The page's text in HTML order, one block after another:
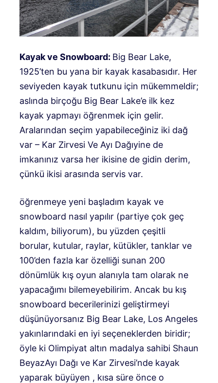
Kayak ve Snowboard: Big Bear Lake,
1925’ten bu yana bir kayak kasabasıdır. Her
seviyeden kayak tutkunu için mükemmeldir;
aslında birçoğu Big Bear Lake’e ilk kez
kayak yapmayı öğrenmek için gelir.
Aralarından seçim yapabileceğiniz iki dağ
var – Kar Zirvesi Ve Ayı Dağıyine de
imkanınız varsa her ikisine de gidin derim,
çünkü ikisi arasında servis var.
öğrenmeye yeni başladım kayak ve
snowboard nasıl yapılır (partiye çok geç
kaldım, biliyorum), bu yüzden çeşitli
borular, kutular, raylar, kütükler, tanklar ve
100’den fazla kar özelliği sunan 200
dönümlük kış oyun alanıyla tam olarak ne
yapacağımı bilemeyebilirim. Ancak bu kış
snowboard becerilerinizi geliştirmeyi
düşünüyorsanız Big Bear Lake, Los Angeles
yakınlarındaki en iyi seçeneklerden biridir;
öyle ki Olimpiyat altın madalya sahibi Shaun
BeyazAyı Dağı ve Kar Zirvesi’nde kayak
yaparak büyüyen , kısa süre önce o